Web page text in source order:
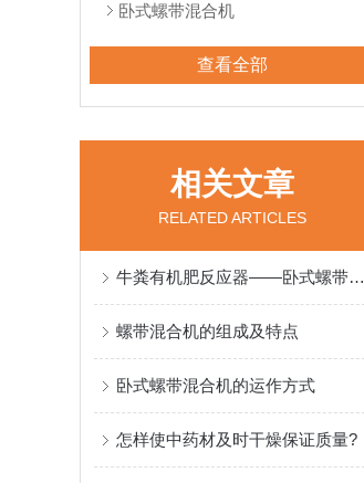
卧式螺带混合机
查看全部
相关文章
RELATED ARTICLES
牛粪有机肥反应器——卧式螺带混合机
螺带混合机的组成及特点
卧式螺带混合机的运作方式
怎样使中药材及时干燥保证质量?